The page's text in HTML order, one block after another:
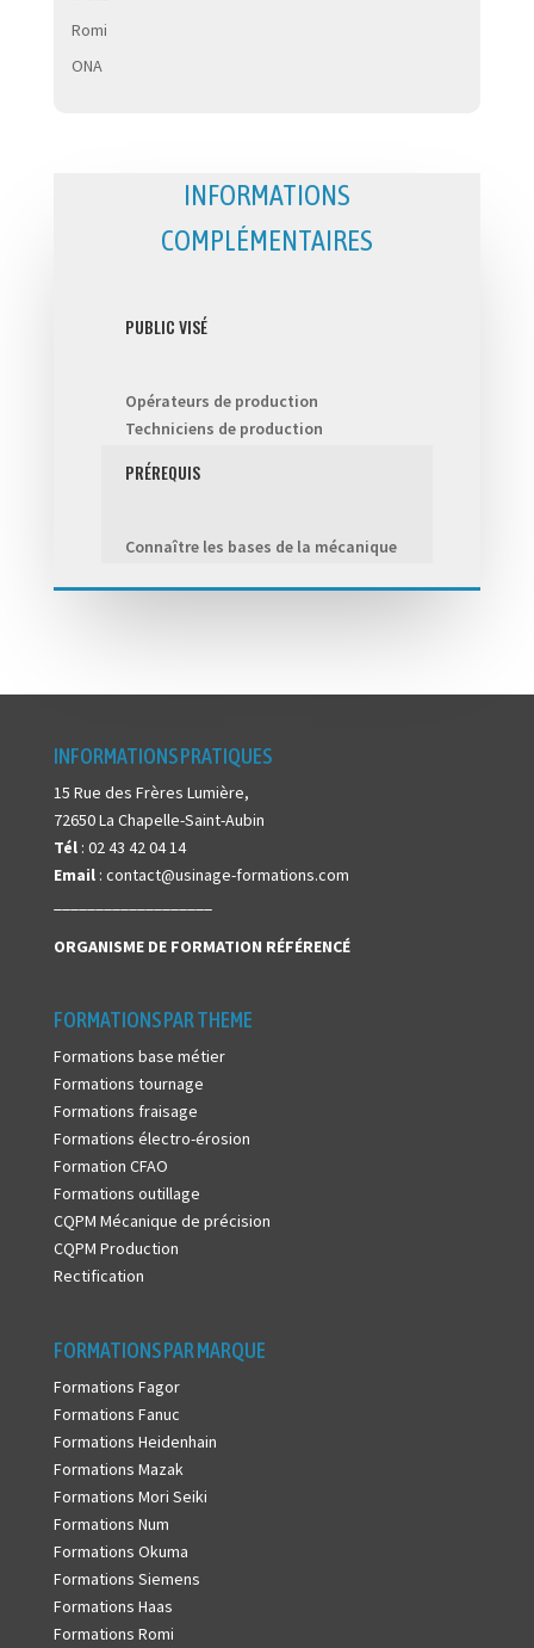
Romi
ONA
INFORMATIONS
COMPLÉMENTAIRES
PUBLIC VISÉ
Opérateurs de production
Techniciens de production
PRÉREQUIS
Connaître les bases de la mécanique
INFORMATIONS PRATIQUES
15 Rue des Frères Lumière,
72650 La Chapelle-Saint-Aubin
Tél: 02 43 42 04 14
Email: contact@usinage-formations.com
ORGANISME DE FORMATION RÉFÉRENCÉ
FORMATIONS PAR THEME
Formations base métier
Formations tournage
Formations fraisage
Formations électro-érosion
Formation CFAO
Formations outillage
CQPM Mécanique de précision
CQPM Production
Rectification
FORMATIONS PAR MARQUE
Formations Fagor
Formations Fanuc
Formations Heidenhain
Formations Mazak
Formations Mori Seiki
Formations Num
Formations Okuma
Formations Siemens
Formations Haas
Formations Romi